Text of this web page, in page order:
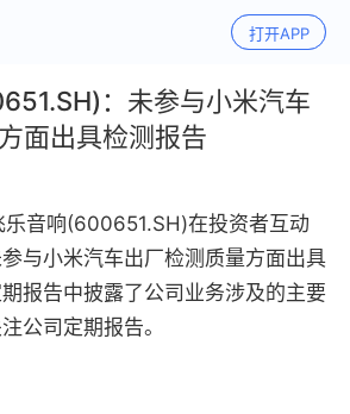
打开APP
：未参与小米汽车
面出具检测报告
乐音响(600651.SH)在投资者互动
与小米汽车出厂检测质量方面出具
报告中披露了公司业务涉及的主要
公司定期报告。